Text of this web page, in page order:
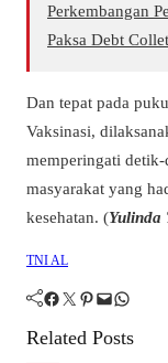
Perkembangan
Paksa Debt
Dan tepat pada
Vaksinasi,
memperingati
masyarakat yang
kesehatan. (Yulinda
TNI AL
Facebook Twitter Pinterest Mail WhatsApp
Related Posts